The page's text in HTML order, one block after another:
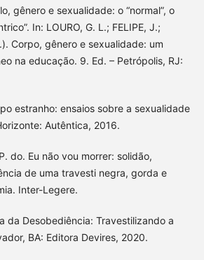
gênero e sexualidade: o “normal”, o
In: LOURO, G. L.; FELIPE, J.;
Corpo, gênero e sexualidade: um
na educação. 9. Ed. – Petrópolis, RJ:
estranho: ensaios sobre a sexualidade
Autêntica, 2016.
do. Eu não vou morrer: solidão,
de uma travesti negra, gorda e
Inter-Legere.
da Desobediência: Travestilizando a
BA: Editora Devires, 2020.